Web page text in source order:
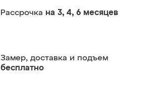
Рассрочка на 3, 4, 6 месяцев
Замер, доставка и подъем
бесплатно